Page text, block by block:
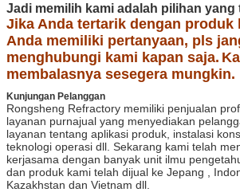
Jadi memilih kami adalah pilihan yang
Jika Anda tertarik dengan produk
Anda memiliki pertanyaan, pls
menghubungi kami kapan saja.
membalasnya sesegera mungkin.
Kunjungan Pelanggan
Rongsheng Refractory memiliki penjualan
layanan purnajual yang menyediakan
layanan tentang aplikasi produk, instalasi
teknologi operasi dll. Sekarang kami telah
kerjasama dengan banyak unit ilmu
dan produk kami telah dijual ke Jepang ,
Kazakhstan dan Vietnam dll.